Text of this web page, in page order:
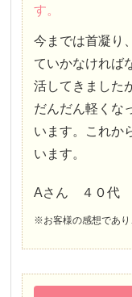
す。
今までは首凝り
ていかなければ
活してきました
だんだん軽くな
います。これか
います。
Aさん ４０代
※お客様の感想であり